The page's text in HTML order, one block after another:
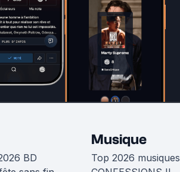
BD
Musique
Top 2026 musiques